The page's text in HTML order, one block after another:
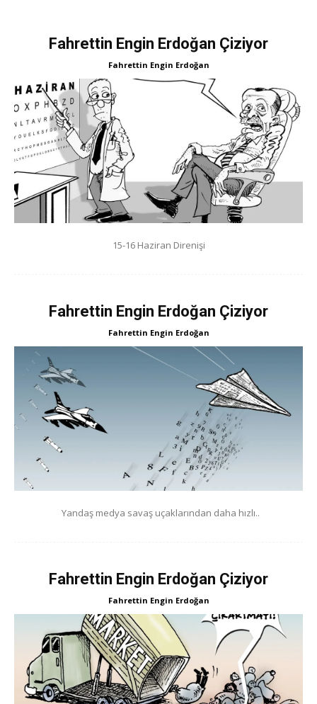
Fahrettin Engin Erdoğan Çiziyor
Fahrettin Engin Erdoğan
15-16 Haziran Direnişi
Fahrettin Engin Erdoğan Çiziyor
Fahrettin Engin Erdoğan
Yandaş medya savaş uçaklarından daha hızlı..
Fahrettin Engin Erdoğan Çiziyor
Fahrettin Engin Erdoğan